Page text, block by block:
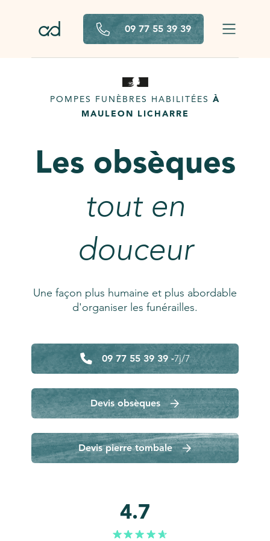
09 77 55 39 39
POMPES FUNÈBRES HABILITÉES À
MAULEON LICHARRE
Les obsèques
tout en
douceur
Une façon plus humaine et plus abordable
d'organiser les funérailles.
09 77 55 39 39 -7j/7
Devis obsèques
Devis pierre tombale
4.7